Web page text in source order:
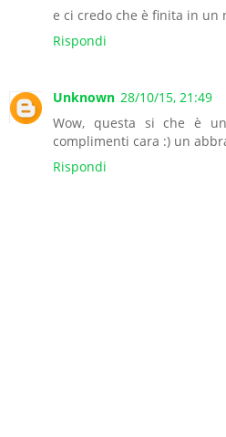
e ci credo che è finita in un
Rispondi
Unknown 28/10/15, 21:49
Wow, questa si che è
complimenti cara :) un
Rispondi